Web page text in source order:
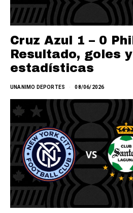
Cruz Azul 1 – 0
Resultado, goles y
estadísticas
UNANIMO DEPORTES 08/06/2026